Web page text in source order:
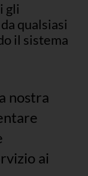
gli
qualsiasi
il sistema
nostra
ai